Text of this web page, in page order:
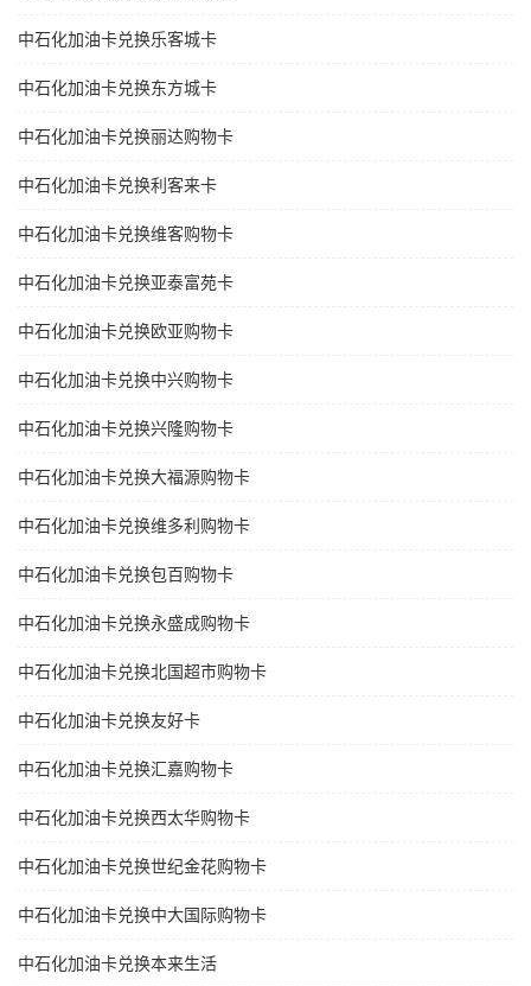
中石化加油卡兑换乐客城卡
中石化加油卡兑换东方城卡
中石化加油卡兑换丽达购物卡
中石化加油卡兑换利客来卡
中石化加油卡兑换维客购物卡
中石化加油卡兑换亚泰富苑卡
中石化加油卡兑换欧亚购物卡
中石化加油卡兑换中兴购物卡
中石化加油卡兑换兴隆购物卡
中石化加油卡兑换大福源购物卡
中石化加油卡兑换维多利购物卡
中石化加油卡兑换包百购物卡
中石化加油卡兑换永盛成购物卡
中石化加油卡兑换北国超市购物卡
中石化加油卡兑换友好卡
中石化加油卡兑换汇嘉购物卡
中石化加油卡兑换西太华购物卡
中石化加油卡兑换世纪金花购物卡
中石化加油卡兑换中大国际购物卡
中石化加油卡兑换本来生活